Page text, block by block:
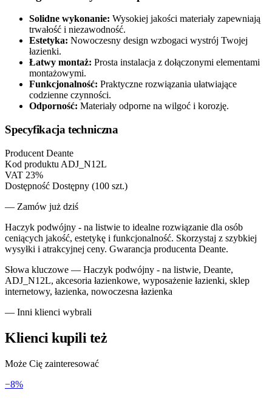
Solidne wykonanie: Wysokiej jakości materiały zapewniają
trwałość i niezawodność.
Estetyka: Nowoczesny design wzbogaci wystrój Twojej
łazienki.
Łatwy montaż: Prosta instalacja z dołączonymi elementami
montażowymi.
Funkcjonalność: Praktyczne rozwiązania ułatwiające
codzienne czynności.
Odporność: Materiały odporne na wilgoć i korozję.
Specyfikacja techniczna
Producent Deante
Kod produktu ADJ_N12L
VAT 23%
Dostępność Dostępny (100 szt.)
— Zamów już dziś
Haczyk podwójny - na listwie to idealne rozwiązanie dla osób
ceniących jakość, estetykę i funkcjonalność. Skorzystaj z szybkiej
wysyłki i atrakcyjnej ceny. Gwarancja producenta Deante.
Słowa kluczowe — Haczyk podwójny - na listwie, Deante,
ADJ_N12L, akcesoria łazienkowe, wyposażenie łazienki, sklep
internetowy, łazienka, nowoczesna łazienka
— Inni klienci wybrali
Klienci kupili też
Może Cię zainteresować
−8%